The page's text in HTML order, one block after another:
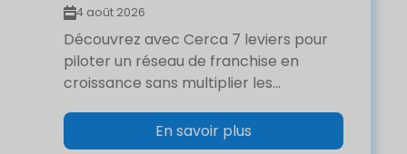
4 août 2026
Découvrez avec Cerca 7 leviers pour
piloter un réseau de franchise en
croissance sans multiplier les...
En savoir plus